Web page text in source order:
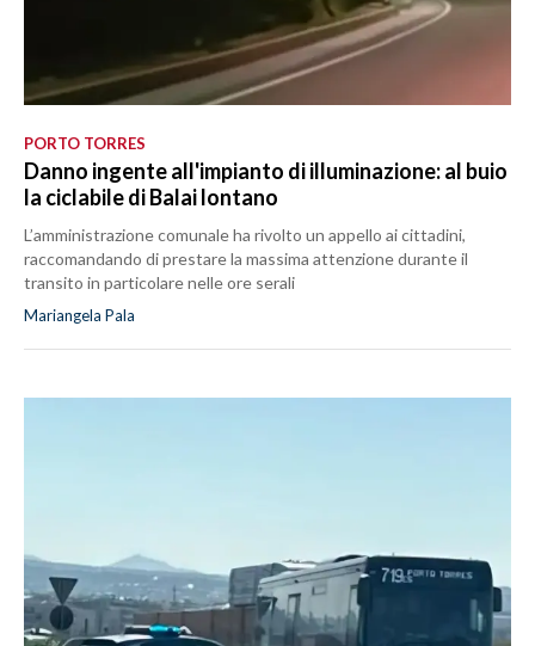
PORTO TORRES
Danno ingente all'impianto di illuminazione: al buio
la ciclabile di Balai lontano
L’amministrazione comunale ha rivolto un appello ai cittadini,
raccomandando di prestare la massima attenzione durante il
transito in particolare nelle ore serali
Mariangela Pala